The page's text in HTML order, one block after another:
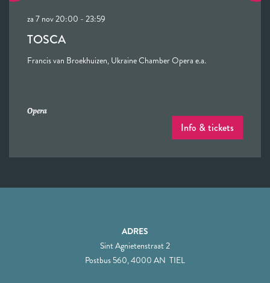
TOSCA
Francis van Broekhuizen, Ukraine Chamber Opera e.a.
za 7 nov20:00 - 23:59
Opera
Info & tickets
ADRES
Sint Agnietenstraat 2
Postbus 560, 4000 AN TIEL